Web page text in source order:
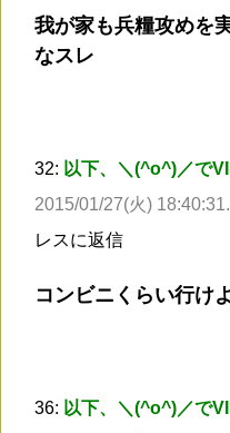
我が家も兵糧攻めを
なスレ
32: 以下、＼(^o^)／で
2015/01/27(火)
レスに返信
コンビニくらい行け
36: 以下、＼(^o^)／で